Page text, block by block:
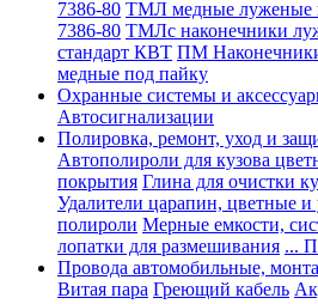
7386-80 ТМЛ медные луженые
7386-80 ТМЛс наконечники
стандарт КВТ ПМ
медные под пайку
Охранные системы и
Автосигнализации
Полировка, ремонт, уход и
Автополироли для кузова
покрытия Глина для очистки
Удалители царапин, цветные и
полироли Мерные емкости,
лопатки для размешивания ...
Провода автомобильные,
Витая пара Греющий кабель